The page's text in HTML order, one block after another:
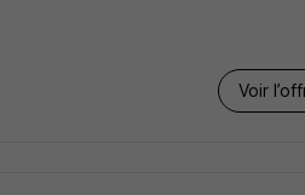
Voir